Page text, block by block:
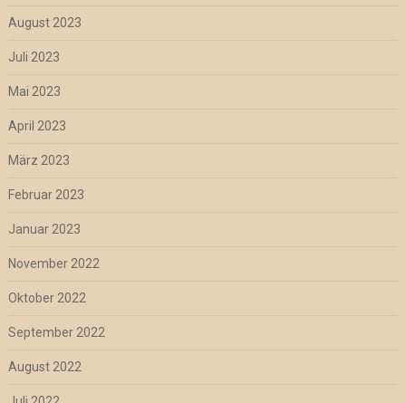
August 2023
Juli 2023
Mai 2023
April 2023
März 2023
Februar 2023
Januar 2023
November 2022
Oktober 2022
September 2022
August 2022